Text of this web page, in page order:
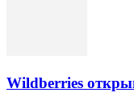
Wildberries